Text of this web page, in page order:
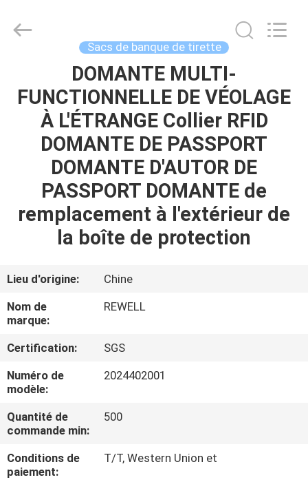
MAISON
PRODUITS
SUJET
DE
VISITE
D'USINE
CONTRÔLE
DE
QUALITÉ
PLAN
DU
SITE
Limited.
Sacs de banque de tirette
DOMANTE MULTI-
FUNCTIONNELLE DE VÉOLAGE
À L'ÉTRANGE Collier RFID
DOMANTE DE PASSPORT
DOMANTE D'AUTOR DE
PASSPORT DOMANTE de
remplacement à l'extérieur de
la boîte de protection
Lieu d'origine:
Chine
Nom de
marque:
REWELL
Certification:
SGS
Numéro de
modèle:
2024402001
Quantité de
commande min:
500
Conditions de
paiement:
T/T, Western Union et